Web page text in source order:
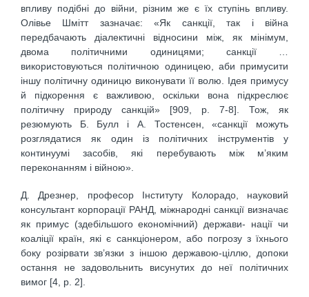
впливу подібні до війни, різним же є їх ступінь впливу.
Олівье Шмітт зазначає: «Як санкції, так і війна
передбачають діалектичні відносини між, як мінімум,
двома політичними одиницями; санкції …
використовуються політичною одиницею, аби примусити
іншу політичну одиницю виконувати її волю. Ідея примусу
й підкорення є важливою, оскільки вона підкреслює
політичну природу санкцій» [909, р. 7-8]. Тож, як
резюмують Б. Булл і А. Тостенсен, «санкції можуть
розглядатися як один із політичних інструментів у
континуумі засобів, які перебувають між м’яким
переконанням і війною».
Д. Дрезнер, професор Інституту Колорадо, науковий
консультант корпорації РАНД, міжнародні санкції визначає
як примус (здебільшого економічний) держави- нації чи
коаліції країн, які є санкціонером, або погрозу з їхнього
боку розірвати зв’язки з іншою державою-ціллю, допоки
остання не задовольнить висунутих до неї політичних
вимог [4, р. 2].